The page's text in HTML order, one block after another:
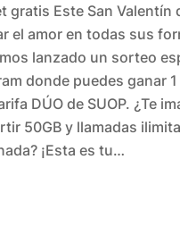
gratis Este San Valentín
el amor en todas sus
lanzado un sorteo
donde puedes ganar
DÚO de SUOP. ¿Te
50GB y llamadas
¡Esta es tu…